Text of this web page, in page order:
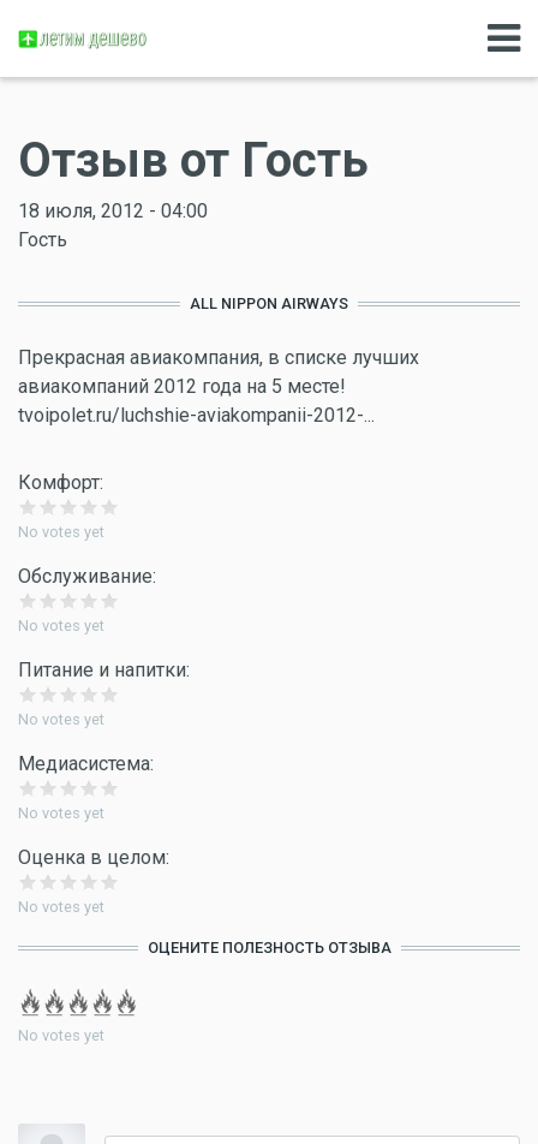
Отзыв от Гость
18 июля, 2012 - 04:00
Гость
ALL NIPPON AIRWAYS
Прекрасная авиакомпания, в списке лучших
авиакомпаний 2012 года на 5 месте!
tvoipolet.ru/luchshie-aviakompanii-2012-...
Комфорт:
No votes yet
Обслуживание:
No votes yet
Питание и напитки:
No votes yet
Медиасистема:
No votes yet
Оценка в целом:
No votes yet
ОЦЕНИТЕ ПОЛЕЗНОСТЬ ОТЗЫВА
No votes yet